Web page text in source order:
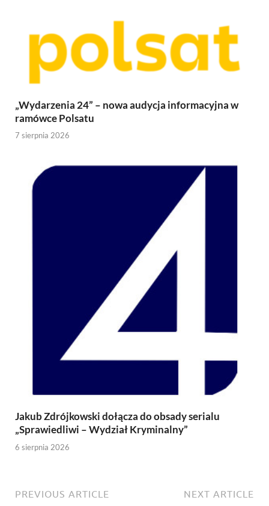
„Wydarzenia 24” – nowa audycja informacyjna w
ramówce Polsatu
7 sierpnia 2026
Jakub Zdrójkowski dołącza do obsady serialu
„Sprawiedliwi – Wydział Kryminalny”
6 sierpnia 2026
PREVIOUS ARTICLE NEXT ARTICLE